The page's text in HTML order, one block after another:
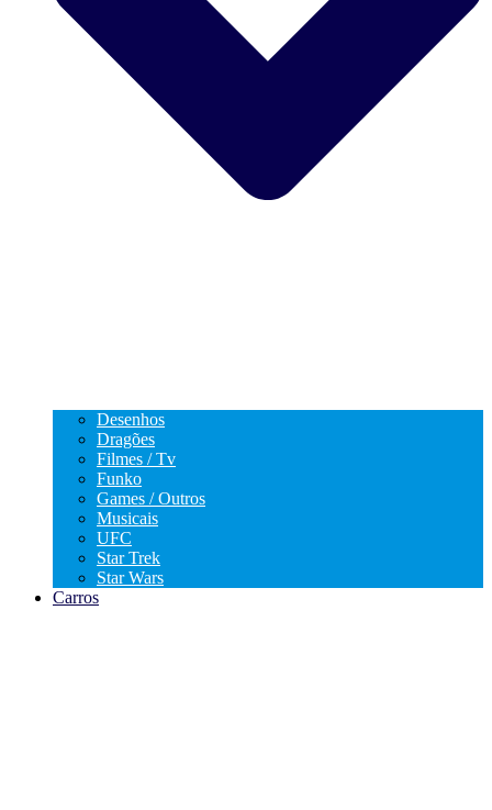
Desenhos
Dragões
Filmes / Tv
Funko
Games / Outros
Musicais
UFC
Star Trek
Star Wars
Carros